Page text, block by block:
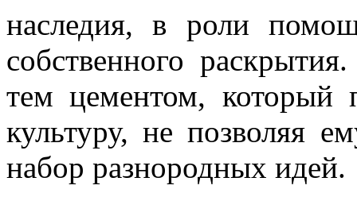
наследия, в роли
собственного
тем цементом, который
культуру, не позволяя
набор разнородных идей.